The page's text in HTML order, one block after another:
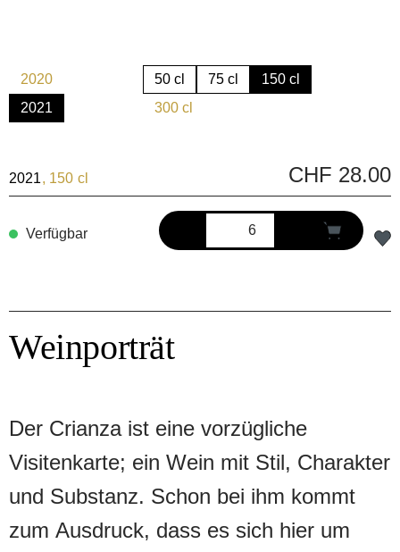
2020
(Diese Option ist zurzeit nicht verfügbar.)
2021
50 cl 75 cl
150 cl
300 cl
2021, 150 cl CHF 28.00
Verfügbar
Weinporträt
Der Crianza ist eine vorzügliche
Visitenkarte; ein Wein mit Stil, Charakter
und Substanz. Schon bei ihm kommt
zum Ausdruck, dass es sich hier um